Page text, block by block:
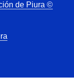
de Piura ©